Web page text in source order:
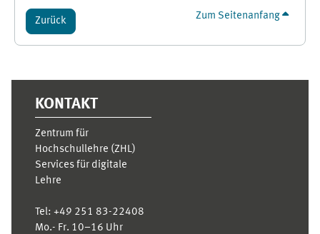
Zurück Zum Seitenanfang
KONTAKT
Zentrum für
Hochschullehre (ZHL)
Services für digitale
Lehre
Tel: +49 251 83-22408
Mo.- Fr. 10–16 Uhr